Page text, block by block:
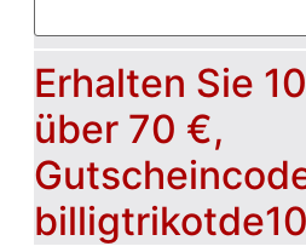
Erhalten Sie
über 70 €,
billigtrikotde10